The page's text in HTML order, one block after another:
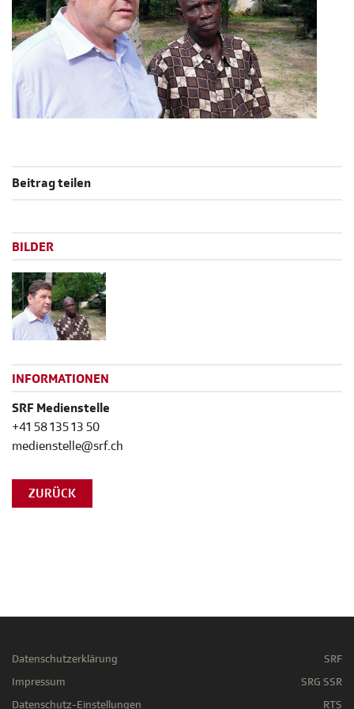
Beitrag teilen
BILDER
INFORMATIONEN
SRF Medienstelle
+41 58 135 13 50
medienstelle@srf.ch
ZURÜCK
Datenschutzerklärung
Impressum
Datenschutz-Einstellungen
SRF
SRG SSR
RTS